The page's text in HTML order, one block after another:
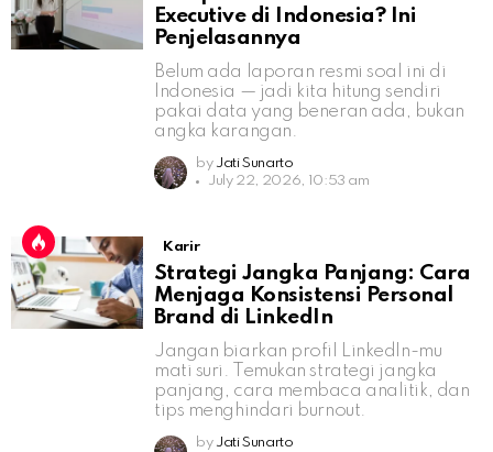
Executive di Indonesia? Ini
Penjelasannya
Belum ada laporan resmi soal ini di
Indonesia — jadi kita hitung sendiri
pakai data yang beneran ada, bukan
angka karangan.
by Jati Sunarto
July 22, 2026, 10:53 am
Karir
Strategi Jangka Panjang: Cara
Menjaga Konsistensi Personal
Brand di LinkedIn
Jangan biarkan profil LinkedIn-mu
mati suri. Temukan strategi jangka
panjang, cara membaca analitik, dan
tips menghindari burnout.
by Jati Sunarto